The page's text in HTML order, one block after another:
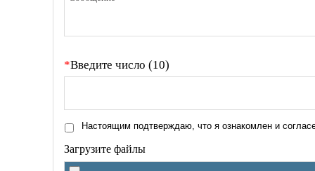
Введите число (10)
Настоящим подтверждаю, что я ознакомлен и
Загрузите файлы